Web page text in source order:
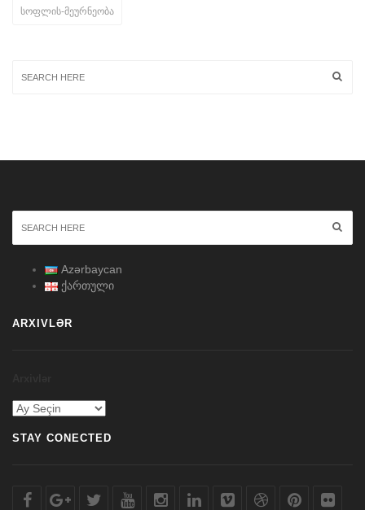
სოფლის-მეურნეობა
Azərbaycan
ქართული
ARXIVLƏR
STAY CONECTED